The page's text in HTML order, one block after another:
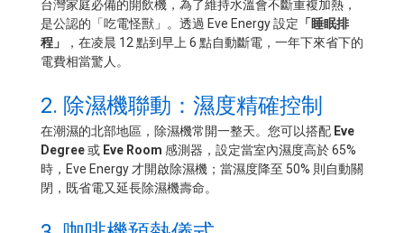
台灣家庭必備的開飲機，為了維持水溫會不斷重複加熱，
是公認的「吃電怪獸」。透過 Eve Energy 設定 「睡眠排
程」
，在凌晨 12 點到早上 6 點自動斷電，一年下來省下的
電費相當驚人。
2. 除濕機聯動：濕度精確控制
在潮濕的北部地區，除濕機常開一整天。您可以搭配 Eve
Degree或 Eve Room 感測器，設定當室內濕度高於 65%
時，Eve Energy 才開啟除濕機；當濕度降至 50% 則自動關
閉，既省電又延長除濕機壽命。